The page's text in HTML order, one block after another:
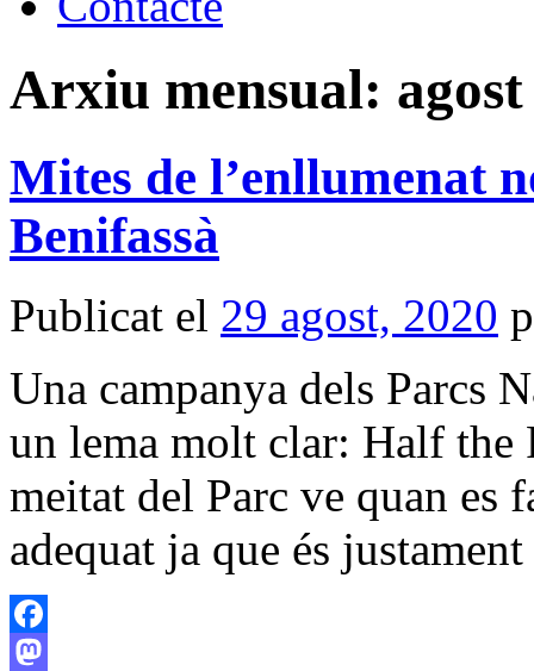
Arxiu mensual:
Mites de l’enllumenat
Benifassà
Publicat el 29 agost, 2020
Una campanya dels Parcs
un lema molt clar: Half the
meitat del Parc ve quan es
adequat ja que és
Facebook